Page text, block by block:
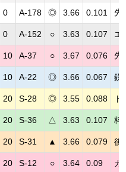
0 A-178 ◎ 3.66 0.101 先
0 A-152 ○ 3.63 0.107 エ
10 A-37 ○ 3.67 0.076 先
10 A-22 ◎ 3.66 0.067 鋭
20 S-28 ◎ 3.55 0.088
20 S-36 △ 3.63 0.107 枠
20 S-31 ▲ 3.66 0.079 後
20 S-12 ○ 3.64 0.09 カ